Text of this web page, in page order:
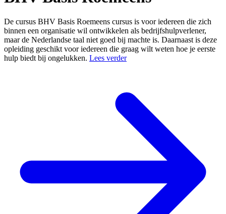
De cursus BHV Basis Roemeens cursus is voor iedereen die zich
binnen een organisatie wil ontwikkelen als bedrijfshulpverlener,
maar de Nederlandse taal niet goed bij machte is. Daarnaast is deze
opleiding geschikt voor iedereen die graag wilt weten hoe je eerste
hulp biedt bij ongelukken. Lees verder